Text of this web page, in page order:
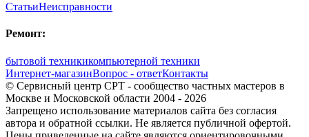
СтатьиНеисправности
Ремонт:
бытовой техникикомпьютерной техники
Интернет-магазинВопрос - ответКонтакты
© Сервисный центр СРТ - сообщество частных мастеров в
Москве и Московской области 2004 - 2026
Запрещено использование материалов сайта без согласия
автора и обратной ссылки. Не является публичной офертой.